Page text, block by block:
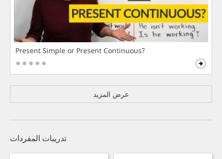
Present Simple or Present Continuous?
عرض المزيد
تدريبات المفردات